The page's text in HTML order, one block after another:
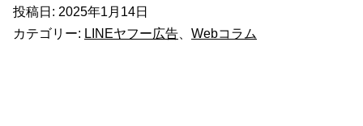
投稿日: 2025年1月14日
カテゴリー: LINEヤフー広告 Webコラム